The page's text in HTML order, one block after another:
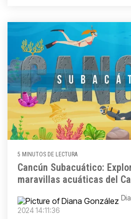
5 MINUTOS DE LECTURA
Cancún Subacuático:
maravillas acuáticas del
2024 14:11:36